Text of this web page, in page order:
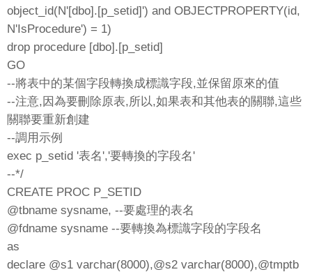
object_id(N'[dbo].[p_setid]') and OBJECTPROPERTY(id,
N'IsProcedure') = 1)
drop procedure [dbo].[p_setid]
GO
--將表中的某個字段轉換成標識字段,並保留原來的值
--注意,因為要刪除原表,所以,如果表和其他表的關聯,這些
關聯要重新創建
--調用示例
exec p_setid '表名','要轉換的字段名'
--*/
CREATE PROC P_SETID
@tbname sysname, --要處理的表名
@fdname sysname --要轉換為標識字段的字段名
as
declare @s1 varchar(8000),@s2 varchar(8000),@tmptb